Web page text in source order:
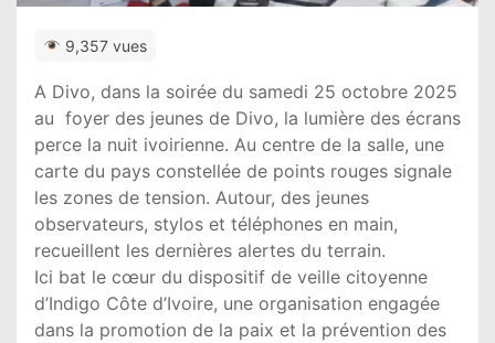
9,357 vues
A Divo, dans la soirée du samedi 25 octobre 2025
au foyer des jeunes de Divo, la lumière des écrans
perce la nuit ivoirienne. Au centre de la salle, une
carte du pays constellée de points rouges signale
les zones de tension. Autour, des jeunes
observateurs, stylos et téléphones en main,
recueillent les dernières alertes du terrain.
Ici bat le cœur du dispositif de veille citoyenne
d’Indigo Côte d’Ivoire, une organisation engagée
dans la promotion de la paix et la prévention des